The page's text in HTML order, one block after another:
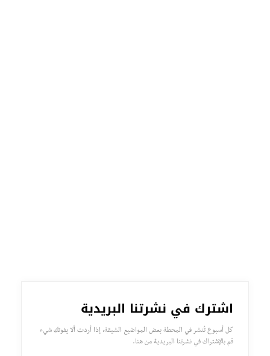
اشترك في نشرتنا البريدية
كل أسبوع تُنشر في المحطة بعض المواضيع الشيقة، إذا أردت ألا يفوتك شيء
قم بالإشتراك في نشرتنا البريدية من هنا.